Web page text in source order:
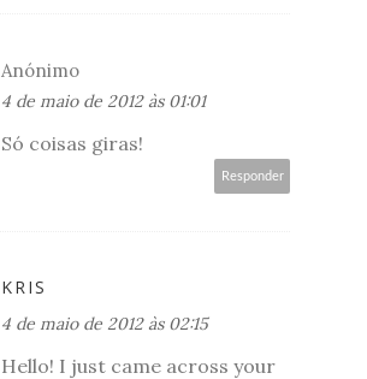
Anónimo
4 de maio de 2012 às 01:01
Só coisas giras!
Responder
KRIS
4 de maio de 2012 às 02:15
Hello! I just came across your